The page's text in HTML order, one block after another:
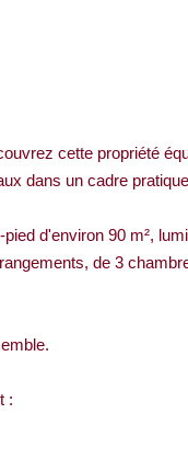
cette propriété
dans un cadre
d'environ 90 m²,
de 3
: